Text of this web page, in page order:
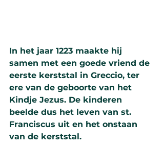
In het jaar 1223 maakte hij
samen met een goede vriend de
eerste kerststal in Greccio, ter
ere van de geboorte van het
Kindje Jezus. De kinderen
beelde dus het leven van st.
Franciscus uit en het onstaan
van de kerststal.